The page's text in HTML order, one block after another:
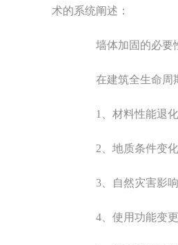
术的系统阐述：
墙体加固的必要
在建筑全生命周期
1、材料性能退化
2、地质条件变化
3、自然灾害影响
4、使用功能变更